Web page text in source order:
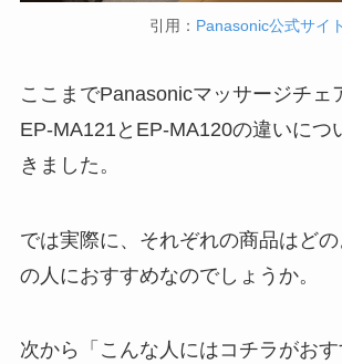
引用： Panasonic公式サイト
ここまでPanasonicマッサージチェ
EP-MA121とEP-MA120の違いにつ
きました。
では実際に、それぞれの商品はど
の人におすすめなのでしょうか。
次から「こんな人にはコチラがお